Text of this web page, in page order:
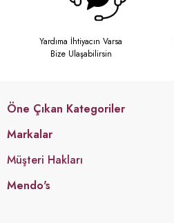
Yardıma İhtiyacın Varsa
Bize Ulaşabilirsin
Öne Çıkan Kategoriler
Markalar
Müşteri Hakları
Mendo's